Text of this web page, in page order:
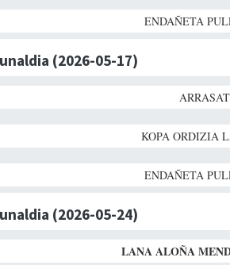
ENDAÑETA
(2026-05-17)
KOPA ORDIZIA
ENDAÑETA
(2026-05-24)
LANA ALOÑA